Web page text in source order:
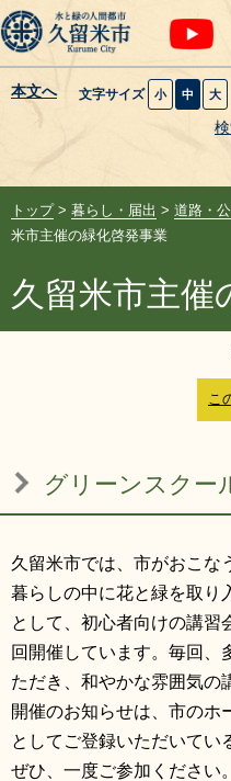
本文へ 文字サイズ 小 中 大
暮らし・届出
健康・医療・福祉
観光魅力・イベント
サイトマップ
リンク集
RSS
サイトについて
トップ> 暮らし・届出 > 道路・
米市主催の緑化啓発事業
久留米市主催
こ
グリーンスクー
久留米市では、市がおこな
暮らしの中に花と緑を取り
として、初心者向けの講習
回開催しています。毎回、
ただき、和やかな雰囲気の
開催のお知らせは、市のホ
としてご登録いただいてい
ぜひ、一度ご参加ください。